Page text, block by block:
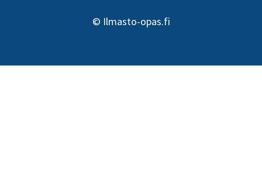
© Ilmasto-opas.fi